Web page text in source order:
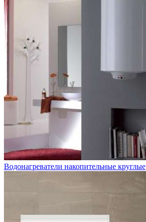
Водонагреватели накопительные круглые